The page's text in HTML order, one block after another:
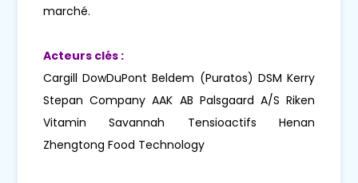
marché.
Acteurs clés :
Cargill DowDuPont Beldem (Puratos) DSM Kerry
Stepan Company AAK AB Palsgaard A/S Riken
Vitamin Savannah Tensioactifs Henan
Zhengtong Food Technology